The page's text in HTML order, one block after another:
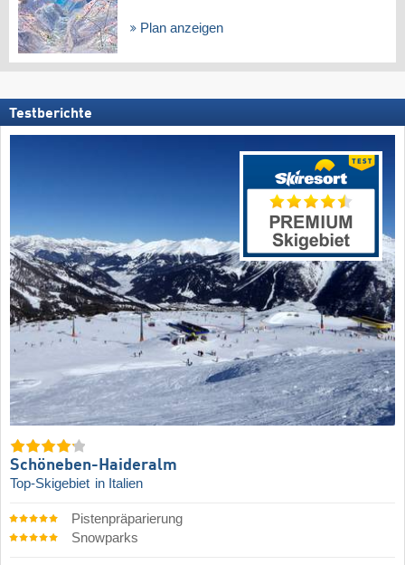
Plan anzeigen
Testberichte
Schöneben-Haideralm
Top-Skigebiet in Italien
Pistenpräparierung
Snowparks